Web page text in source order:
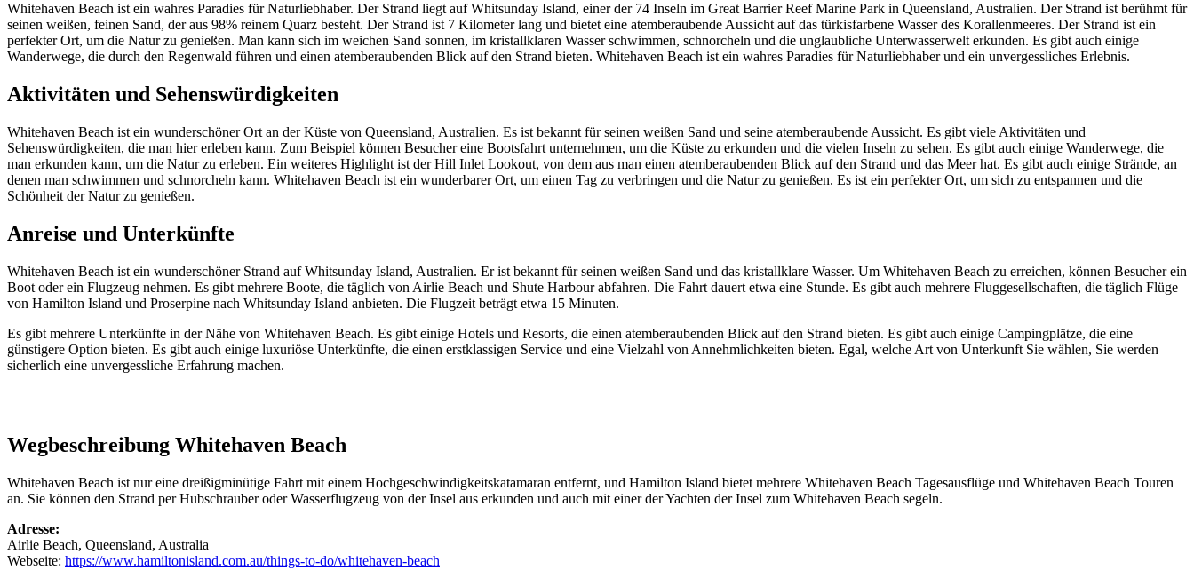
Whitehaven Beach ist ein wahres Paradies für Naturliebhaber. Der Strand liegt auf Whitsunday Island, einer der 74 Inseln im Great Barrier Reef Marine Park in Queensland, Australien. Der Strand ist berühmt für
seinen weißen, feinen Sand, der aus 98% reinem Quarz besteht. Der Strand ist 7 Kilometer lang und bietet eine atemberaubende Aussicht auf das türkisfarbene Wasser des Korallenmeeres. Der Strand ist ein
perfekter Ort, um die Natur zu genießen. Man kann sich im weichen Sand sonnen, im kristallklaren Wasser schwimmen, schnorcheln und die unglaubliche Unterwasserwelt erkunden. Es gibt auch einige
Wanderwege, die durch den Regenwald führen und einen atemberaubenden Blick auf den Strand bieten. Whitehaven Beach ist ein wahres Paradies für Naturliebhaber und ein unvergessliches Erlebnis.
Aktivitäten und Sehenswürdigkeiten
Whitehaven Beach ist ein wunderschöner Ort an der Küste von Queensland, Australien. Es ist bekannt für seinen weißen Sand und seine atemberaubende Aussicht. Es gibt viele Aktivitäten und
Sehenswürdigkeiten, die man hier erleben kann. Zum Beispiel können Besucher eine Bootsfahrt unternehmen, um die Küste zu erkunden und die vielen Inseln zu sehen. Es gibt auch einige Wanderwege, die
man erkunden kann, um die Natur zu erleben. Ein weiteres Highlight ist der Hill Inlet Lookout, von dem aus man einen atemberaubenden Blick auf den Strand und das Meer hat. Es gibt auch einige Strände, an
denen man schwimmen und schnorcheln kann. Whitehaven Beach ist ein wunderbarer Ort, um einen Tag zu verbringen und die Natur zu genießen. Es ist ein perfekter Ort, um sich zu entspannen und die
Schönheit der Natur zu genießen.
Anreise und Unterkünfte
Whitehaven Beach ist ein wunderschöner Strand auf Whitsunday Island, Australien. Er ist bekannt für seinen weißen Sand und das kristallklare Wasser. Um Whitehaven Beach zu erreichen, können Besucher ein
Boot oder ein Flugzeug nehmen. Es gibt mehrere Boote, die täglich von Airlie Beach und Shute Harbour abfahren. Die Fahrt dauert etwa eine Stunde. Es gibt auch mehrere Fluggesellschaften, die täglich Flüge
von Hamilton Island und Proserpine nach Whitsunday Island anbieten. Die Flugzeit beträgt etwa 15 Minuten.
Es gibt mehrere Unterkünfte in der Nähe von Whitehaven Beach. Es gibt einige Hotels und Resorts, die einen atemberaubenden Blick auf den Strand bieten. Es gibt auch einige Campingplätze, die eine
günstigere Option bieten. Es gibt auch einige luxuriöse Unterkünfte, die einen erstklassigen Service und eine Vielzahl von Annehmlichkeiten bieten. Egal, welche Art von Unterkunft Sie wählen, Sie werden
sicherlich eine unvergessliche Erfahrung machen.
Wegbeschreibung Whitehaven Beach
Whitehaven Beach ist nur eine dreißigminütige Fahrt mit einem Hochgeschwindigkeitskatamaran entfernt, und Hamilton Island bietet mehrere Whitehaven Beach Tagesausflüge und Whitehaven Beach Touren
an. Sie können den Strand per Hubschrauber oder Wasserflugzeug von der Insel aus erkunden und auch mit einer der Yachten der Insel zum Whitehaven Beach segeln.
Adresse:
Airlie Beach, Queensland, Australia
Webseite: https://www.hamiltonisland.com.au/things-to-do/whitehaven-beach